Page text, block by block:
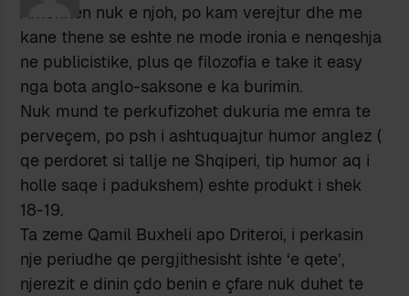
Ameriken nuk e njoh, po kam verejtur dhe me
kane thene se eshte ne mode ironia e nenqeshja
ne publicistike, plus qe filozofia e take it easy
nga bota anglo-saksone e ka burimin.
Nuk mund te perkufizohet dukuria me emra te
perveçem, po psh i ashtuquajtur humor anglez (
qe perdoret si tallje ne Shqiperi, tip humor aq i
holle saqe i padukshem) eshte produkt i shek
18-19.
Ta zeme Qamil Buxheli apo Driteroi, i perkasin
nje periudhe qe pergjithesisht ishte ‘e qete’,
njerezit e dinin çdo benin e çfare nuk duhet te